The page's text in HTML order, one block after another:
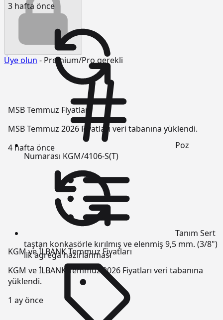
3 hafta önce
MSB Temmuz Fiyatları
MSB Temmuz 2026 Fiyatları veri tabanına yüklendi.
4 hafta önce
KGM ve İLBANK Temmuz Fiyatları
KGM ve İLBANK Temmuz 2026 Fiyatları veri tabanına
yüklendi.
1 ay önce
Üye olun - Premium/Pro gerekli
Poz
Numarası KGM/4106-S(T)
Tanım Sert
taştan konkasörle kırılmış ve elenmiş 9,5 mm. (3/8")
lik agrega hazırlanması